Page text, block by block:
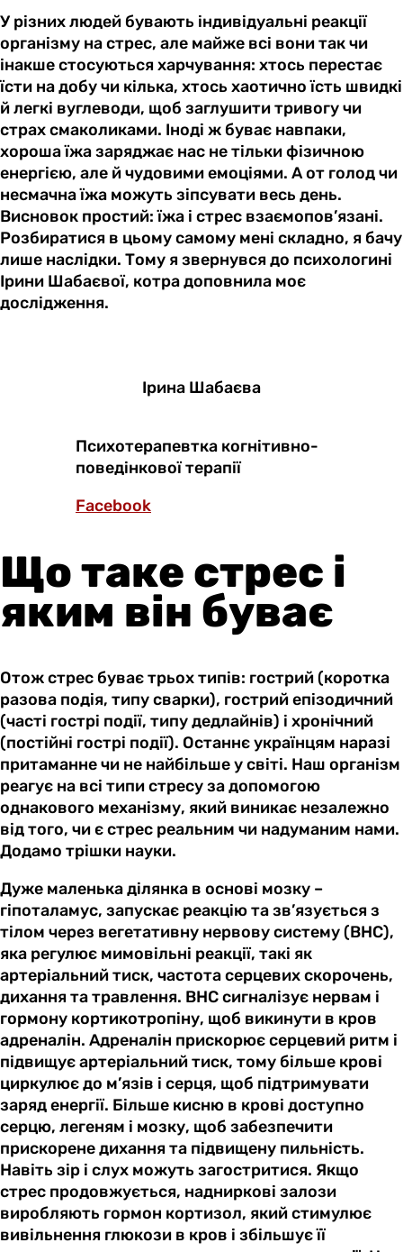
У різних людей бувають індивідуальні реакції
організму на стрес, але майже всі вони так чи
інакше стосуються харчування: хтось перестає
їсти на добу чи кілька, хтось хаотично їсть швидкі
й легкі вуглеводи, щоб заглушити тривогу чи
страх смаколиками. Іноді ж буває навпаки,
хороша їжа заряджає нас не тільки фізичною
енергією, але й чудовими емоціями. А от голод чи
несмачна їжа можуть зіпсувати весь день.
Висновок простий: їжа і стрес взаємопов’язані.
Розбиратися в цьому самому мені складно, я бачу
лише наслідки. Тому я звернувся до психологині
Ірини Шабаєвої, котра доповнила моє
дослідження.
Ірина Шабаєва
Психотерапевтка когнітивно-
поведінкової терапії
Facebook
Що таке стрес і
яким він буває
Отож стрес буває трьох типів: гострий (коротка
разова подія, типу сварки), гострий епізодичний
(часті гострі події, типу дедлайнів) і хронічний
(постійні гострі події). Останнє українцям наразі
притаманне чи не найбільше у світі. Наш організм
реагує на всі типи стресу за допомогою
однакового механізму, який виникає незалежно
від того, чи є стрес реальним чи надуманим нами.
Додамо трішки науки.
Дуже маленька ділянка в основі мозку –
гіпоталамус, запускає реакцію та зв’язується з
тілом через вегетативну нервову систему (ВНС),
яка регулює мимовільні реакції, такі як
артеріальний тиск, частота серцевих скорочень,
дихання та травлення. ВНС сигналізує нервам і
гормону кортикотропіну, щоб викинути в кров
адреналін. Адреналін прискорює серцевий ритм і
підвищує артеріальний тиск, тому більше крові
циркулює до м’язів і серця, щоб підтримувати
заряд енергії. Більше кисню в крові доступно
серцю, легеням і мозку, щоб забезпечити
прискорене дихання та підвищену пильність.
Навіть зір і слух можуть загостритися. Якщо
стрес продовжується, надниркові залози
виробляють гормон кортизол, який стимулює
вивільнення глюкози в кров і збільшує її